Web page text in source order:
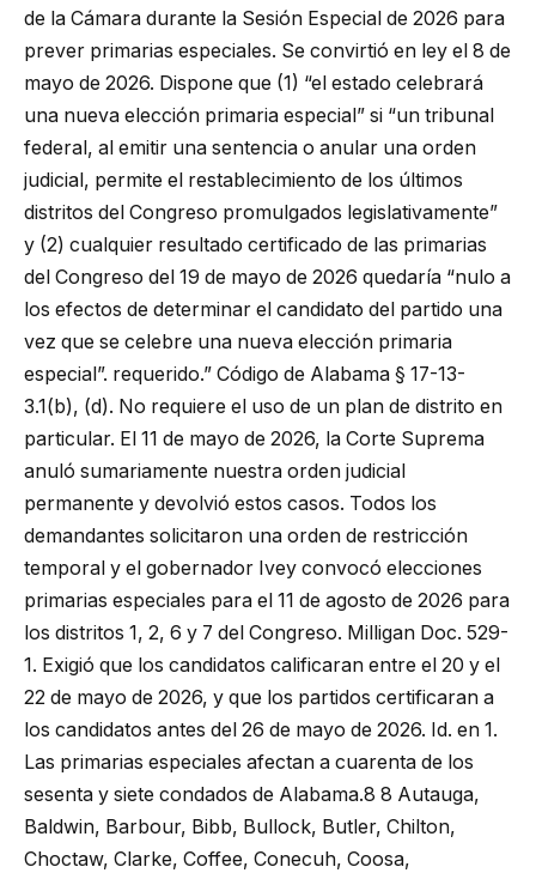
de la Cámara durante la Sesión Especial de 2026 para
prever primarias especiales. Se convirtió en ley el 8 de
mayo de 2026. Dispone que (1) “el estado celebrará
una nueva elección primaria especial” si “un tribunal
federal, al emitir una sentencia o anular una orden
judicial, permite el restablecimiento de los últimos
distritos del Congreso promulgados legislativamente”
y (2) cualquier resultado certificado de las primarias
del Congreso del 19 de mayo de 2026 quedaría “nulo a
los efectos de determinar el candidato del partido una
vez que se celebre una nueva elección primaria
especial”. requerido.” Código de Alabama § 17-13-
3.1(b), (d). No requiere el uso de un plan de distrito en
particular. El 11 de mayo de 2026, la Corte Suprema
anuló sumariamente nuestra orden judicial
permanente y devolvió estos casos. Todos los
demandantes solicitaron una orden de restricción
temporal y el gobernador Ivey convocó elecciones
primarias especiales para el 11 de agosto de 2026 para
los distritos 1, 2, 6 y 7 del Congreso. Milligan Doc. 529-
1. Exigió que los candidatos calificaran entre el 20 y el
22 de mayo de 2026, y que los partidos certificaran a
los candidatos antes del 26 de mayo de 2026. Id. en 1.
Las primarias especiales afectan a cuarenta de los
sesenta y siete condados de Alabama.8 8 Autauga,
Baldwin, Barbour, Bibb, Bullock, Butler, Chilton,
Choctaw, Clarke, Coffee, Conecuh, Coosa,